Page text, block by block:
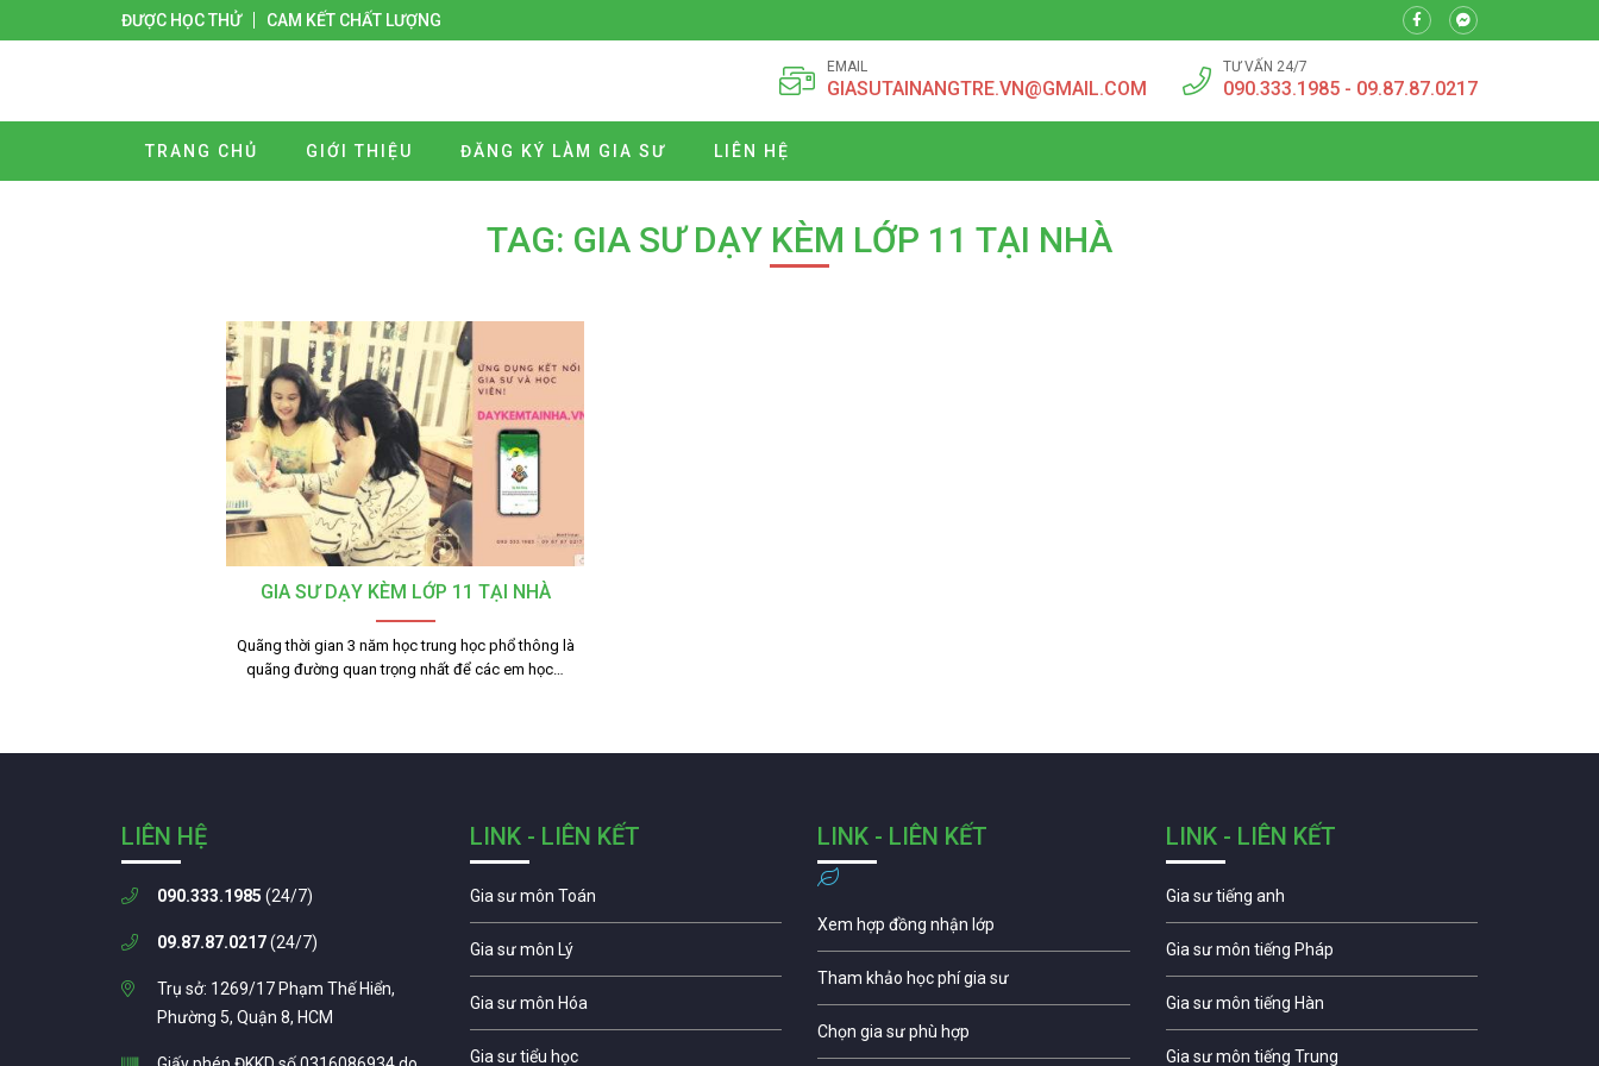
ĐƯỢC HỌC THỬ CAM KẾT CHẤT LƯỢNG
EMAIL
GIASUTAINANGTRE.VN@GMAIL.COM
TƯ VẤN 24/7
090.333.1985 - 09.87.87.0217
TRANG CHỦ GIỚI THIỆU ĐĂNG KÝ LÀM GIA SƯ LIÊN HỆ
TAG: GIA SƯ DẠY KÈM LỚP 11 TẠI NHÀ
GIA SƯ DẠY KÈM LỚP 11 TẠI NHÀ
Quãng thời gian 3 năm học trung học phổ thông là
quãng đường quan trọng nhất để các em học…
LIÊN HỆ
090.333.1985 (24/7)
09.87.87.0217(24/7)
Trụ sở: 1269/17 Phạm Thế Hiển,
Phường 5, Quận 8, HCM
LINK - LIÊN KẾT
Gia sư môn Toán
Gia sư môn Lý
Gia sư môn Hóa
Gia sư tiểu học
LINK - LIÊN KẾT
Xem hợp đồng nhận lớp
Tham khảo học phí gia sư
Chọn gia sư phù hợp
LINK - LIÊN KẾT
Gia sư tiếng anh
Gia sư môn tiếng Pháp
Gia sư môn tiếng Hàn
Gia sư môn tiếng Trung